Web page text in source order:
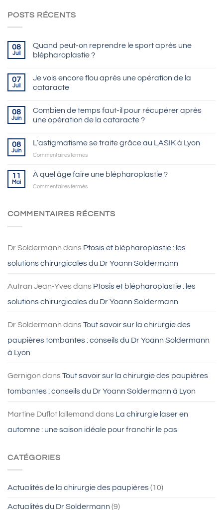
POSTS RÉCENTS
08
Juil
Quand peut-on reprendre le sport après une
blépharoplastie ?
07
Juil
Je vois encore flou après une opération de la
cataracte
08
Juin
Combien de temps faut-il pour récupérer après
une opération de la cataracte ?
08
Juin
L’astigmatisme se traite grâce au LASIK à Lyon
Commentaires ferméssur
se
grâce
à
11
Mai
À quel âge faire une blépharoplastie ?
Commentaires ferméssur
âge
?
COMMENTAIRES RÉCENTS
Dr Soldermann dans Ptosis et blépharoplastie : les
solutions chirurgicales du Dr Yoann Soldermann
Autran Jean-Yves dans Ptosis et blépharoplastie : les
solutions chirurgicales du Dr Yoann Soldermann
Dr Soldermann dans Tout savoir sur la chirurgie des
paupières tombantes : conseils du Dr Yoann Soldermann
à Lyon
Gernigon dans Tout savoir sur la chirurgie des paupières
tombantes : conseils du Dr Yoann Soldermann à Lyon
Martine Duflot lallemand dans La chirurgie laser en
automne : une saison idéale pour franchir le pas
CATÉGORIES
Actualités de la chirurgie des paupières(10)
Actualités du Dr Soldermann (9)